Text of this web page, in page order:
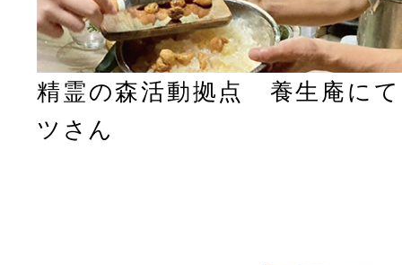
精霊の森活動拠点 養生庵に
ツさん